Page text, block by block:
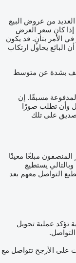
من عروض البيع
إذا كان سعر العرض
الأمر بتأنٍ. قد يكون
البائع يحاول ارتكاب
بشدة عن متوسط
مسبقًا. إن
وأن تطلب صورًا
على تلك
المنصفون مبلغًا معينًا
يستطيع
التواصل معهم بعد
تؤكد عملية تحويل
على الأرجح تتواصل مع